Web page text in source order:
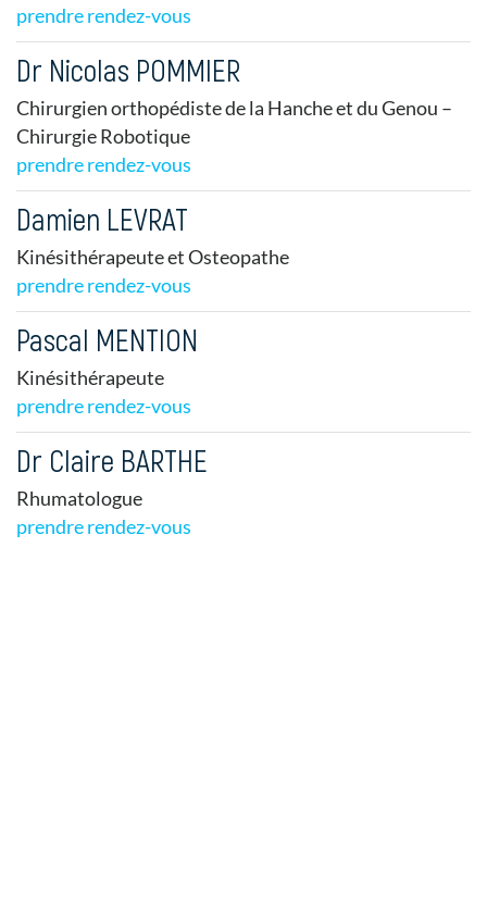
prendre rendez-vous
Dr Nicolas POMMIER
Chirurgien orthopédiste de la Hanche et du Genou –
Chirurgie Robotique
prendre rendez-vous
Damien LEVRAT
Kinésithérapeute et Osteopathe
prendre rendez-vous
Pascal MENTION
Kinésithérapeute
prendre rendez-vous
Dr Claire BARTHE
Rhumatologue
prendre rendez-vous